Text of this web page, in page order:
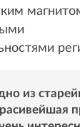
из